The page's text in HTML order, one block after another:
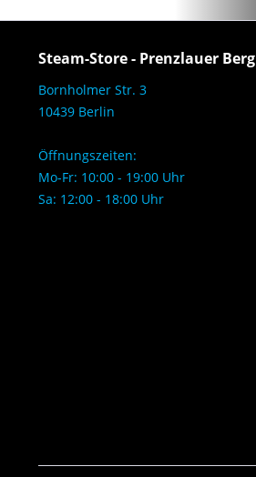
Steam-Store - Prenzlauer Berg
Bornholmer Str. 3
10439 Berlin
Öffnungszeiten:
Mo-Fr: 10:00 - 19:00 Uhr
Sa: 12:00 - 18:00 Uhr